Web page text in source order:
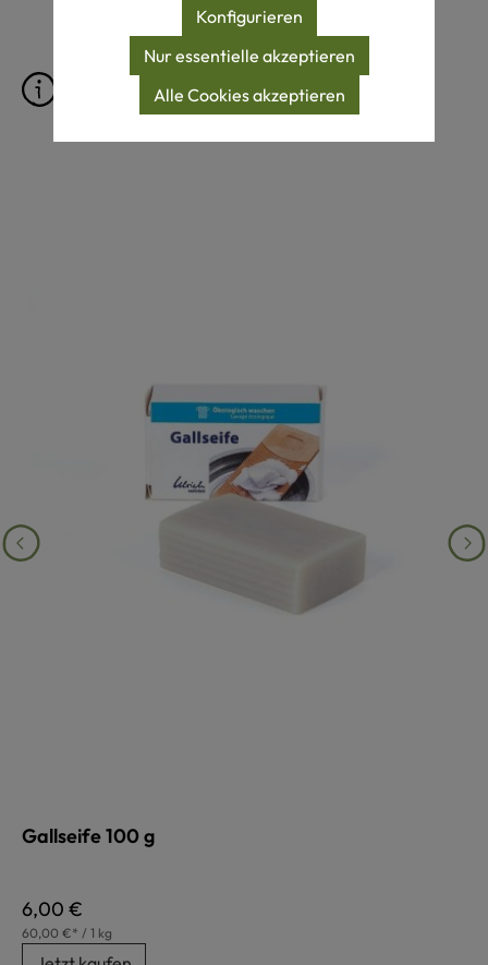
Pflegeprodukte für Felle
Produktgalerie überspringen
Gallseife 100 g
Regulärer Preis:
6,00 €
60,00 €* / 1 kg
Nur essentielle akzeptieren
Konfigurieren
Alle Cookies akzeptieren